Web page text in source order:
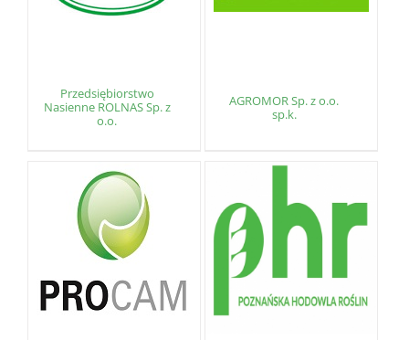
Przedsiębiorstwo
Nasienne ROLNAS Sp. z
o.o.
AGROMOR Sp. z o.o.
sp.k.